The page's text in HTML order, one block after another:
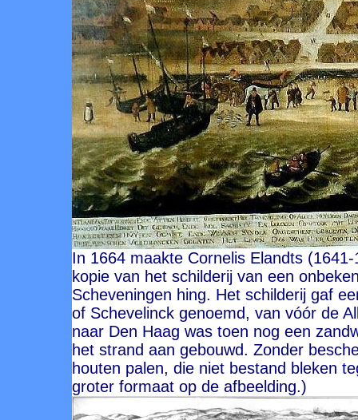
In 1664 maakte Cornelis Elandts
kopie van het schilderij van een
Scheveningen hing. Het schilderij gaf
of Schevelinck genoemd, van vóór de
naar Den Haag was toen nog een
het strand aan gebouwd. Zonder
houten palen, die niet bestand bleken
groter formaat op de afbeelding.)